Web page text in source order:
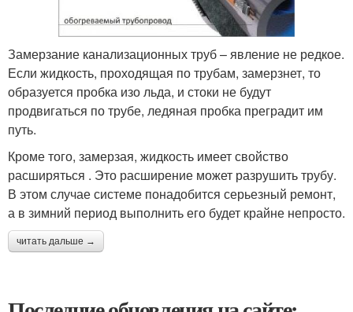
Замерзание канализационных труб – явление не редкое.
Если жидкость, проходящая по трубам, замерзнет, то
образуется пробка изо льда, и стоки не будут
продвигаться по трубе, ледяная пробка преградит им
путь.
Кроме того, замерзая, жидкость имеет свойство
расширяться . Это расширение может разрушить трубу.
В этом случае системе понадобится серьезный ремонт,
а в зимний период выполнить его будет крайне непросто.
читать дальше →